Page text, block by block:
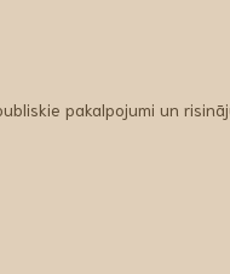
pakalpojumi un